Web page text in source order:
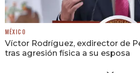
MÉXICO
Víctor Rodríguez, exdirector de
tras agresión física a su esposa